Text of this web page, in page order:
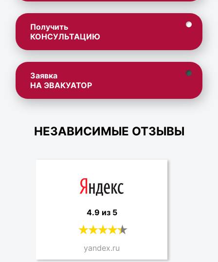
Получить
КОНСУЛЬТАЦИЮ
Заявка
НА ЭВАКУАТОР
НЕЗАВИСИМЫЕ ОТЗЫВЫ
4.9 из 5
yandex.ru